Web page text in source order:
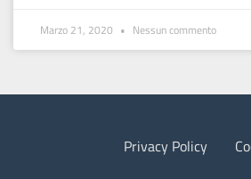
Marzo 21, 2020 Nessun commento
Privacy Policy